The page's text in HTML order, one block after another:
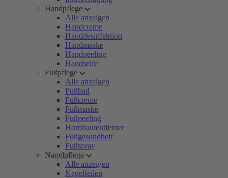
Handpflege
Alle anzeigen
Handcreme
Handdesinfektion
Handmaske
Handpeeling
Handseife
Fußpflege
Alle anzeigen
Fußbad
Fußcreme
Fußmaske
Fußpeeling
Hornhautentferner
Fußgesundheit
Fußspray
Nagelpflege
Alle anzeigen
Nagelfeilen